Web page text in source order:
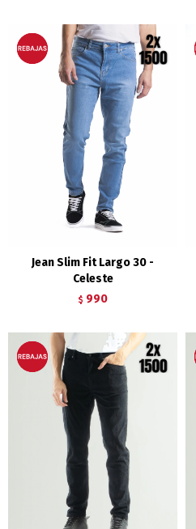
Jean Slim Fit Largo 30 -
Celeste
$ 990